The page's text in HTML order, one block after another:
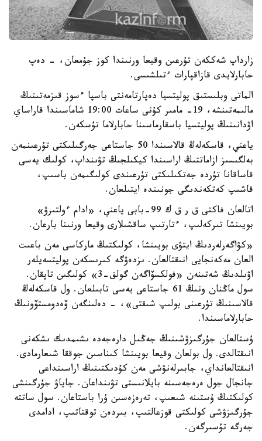
زارداپ شەككەن تۇرعىن وقيعا ورنىندا كوز جۇمعان، - دەپ
حابارلايدى قازاقپارات ءتىلشىسى.
الماتى وبلىستىق پوليتسيا دەپارتامەنتى باسپا ءسوز قىزمەتىنىڭ
مالىمەتىنشە، 19- مامىر كۇنى ساعات 19:00 شاماسىندا قاراساي
اۋدانىنىڭ پوليتسيا باسقارماسىنا حابارلاما تۇسكەن.
ياعني، قاسكەلەڭ قالاسىندا 50 جاستاعى جەرگىلىكتى تۇرعىنمەن
بەلگىسىز ازاماتتىڭ اراسىندا كيكىلجىڭ تۋىنداپ، كولىك يەسى
قاساقانا تۇردە جەتكىلىكتى تۇرعىندى كولىگىمەن باسىپ،
قاشىپ كەتكەندىگى جونىندە ايتىلعان.
اتالعان فاكتى ق ر ق ك 99-بابى ياعني، «ادام ءولتىرۋ»
بويىنشا تىركەلىپ، ءتارتىپ ساقشىلارى وقيعا ورنىنا بارعان.
«كۋاگەرلەردىڭ ايتۋى بويىنشا، كولىكتىڭ ماركاسى مەن باعىت
العان مەكەنجايى انىقتالعان. ىزدەۋگە كىرىسكەن پوليتسەيلەر
اۋىلدىڭ شەتىنەن «فولكسۆاگەن گولف-3» كولىگىن تاپقان.
سول ماڭنان ونىڭ 61 جاستاعى يەسى تابىلعان. ول قاسكەلەڭ
قالاسىنىڭ تۇرعىنى بولىپ شىقتى»، - دەلىنگەن ۆەدومستۆونىڭ
حابارلاماسىندا.
ۇستالعان جۇرگىزۋشىنىڭ جەڭىل دارەجەدە ىشىمدىك ىشكەنى
انىقتالدى. ول بولعان وقيعا بويىنشا كىناسىن جوققا شىعارمادى.
انىقتالعانداي، جابىرلەنۋشى مەن كۇدىكتىنىڭ اراسىنداعى
جانجال جول ەرەجەسىنە بايلانىستى تۋىنداعان. جاياۋ جۇرگىنشى
كولىكتىڭ ۇستىنە شىعىپ، تەرەزەسىن ۇرا باستاعان. سول ساتتە
جۇرگىزۋشى كولىكتى قوزعالتىپ، بىردەن توقتاتىپ، ادامدى
جەرگە تۇسىرگەن.